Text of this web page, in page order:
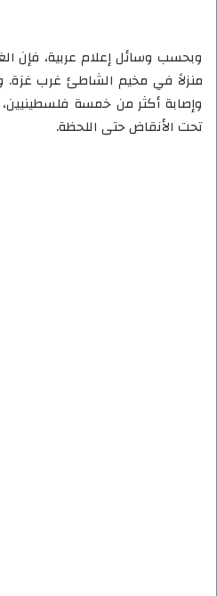
وبحسب وسائل إعلام عربية،
منزلاً في مخيم الشاطئ غرب
وإصابة أكثر من خمسة
تحت الأنقاض حتى اللحظة.